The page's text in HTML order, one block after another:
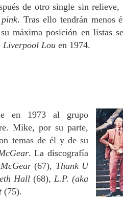
pués de otro single sin relieve,
. Tras ello tendrán menos
máxima posición en listas
Liverpool Louen 1974.
en 1973 al grupo
Mike, por su parte,
temas de él y de su
. La discografía
(67), Thank U
Hall (68), L.P. (aka
(75).